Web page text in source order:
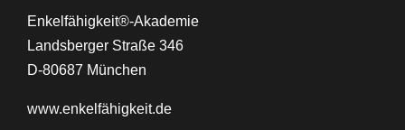
Enkelfähigkeit®-Akademie
Landsberger Straße 346
D-80687 München
www.enkelfähigkeit.de